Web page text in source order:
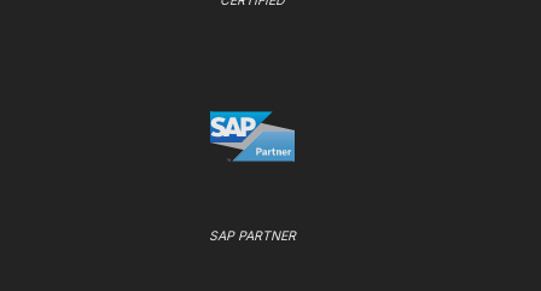
SAP PARTNER